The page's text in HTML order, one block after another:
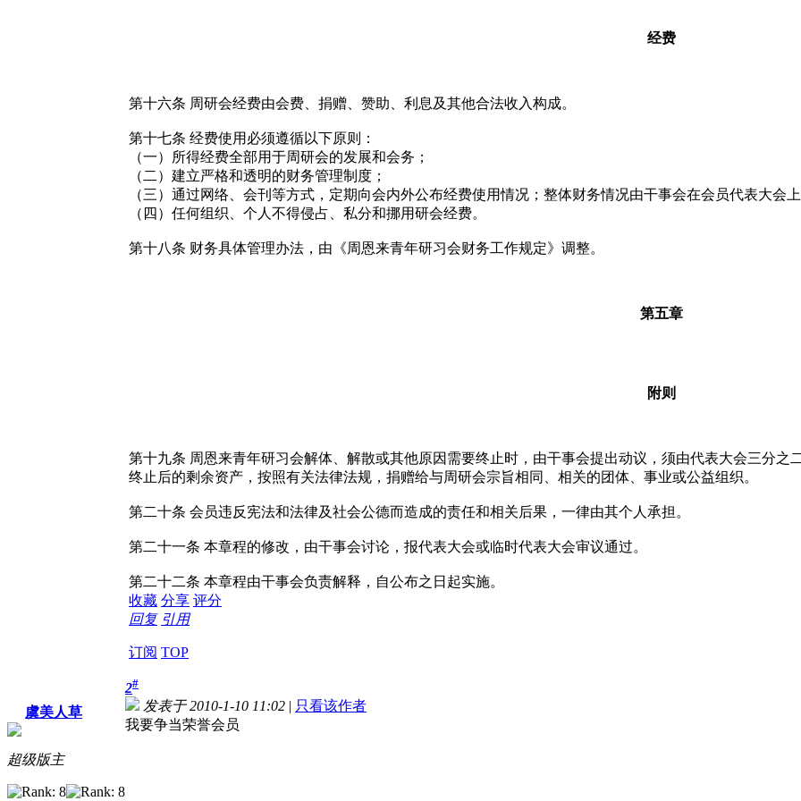
经费
第十六条 周研会经费由会费、捐赠、赞助、利息及其他合法收入构成。
第十七条 经费使用必须遵循以下原则：
（一）所得经费全部用于周研会的发展和会务；
（二）建立严格和透明的财务管理制度；
（三）通过网络、会刊等方式，定期向会内外公布经费使用情况；整体财务情况由干事会在会员代表大会
（四）任何组织、个人不得侵占、私分和挪用研会经费。
第十八条 财务具体管理办法，由《周恩来青年研习会财务工作规定》调整。
第五章
附则
第十九条 周恩来青年研习会解体、解散或其他原因需要终止时，由干事会提出动议，须由代表大会三分之
终止后的剩余资产，按照有关法律法规，捐赠给与周研会宗旨相同、相关的团体、事业或公益组织。
第二十条 会员违反宪法和法律及社会公德而造成的责任和相关后果，一律由其个人承担。
第二十一条 本章程的修改，由干事会讨论，报代表大会或临时代表大会审议通过。
第二十二条 本章程由干事会负责解释，自公布之日起实施。
收藏 分享 评分
回复 引用
订阅 TOP
虞美人草
超级版主
2#
发表于 2010-1-10 11:02 | 只看该作者
我要争当荣誉会员